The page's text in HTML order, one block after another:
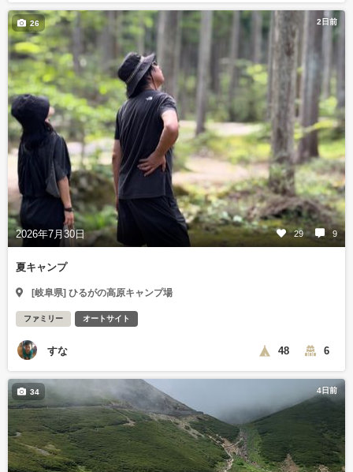
2日前
2026年7月30日 29 9
26
夏キャンプ
[岐阜県] ひるがの高原キャンプ場
ファミリー オートサイト
すな 48 6
4日前
34